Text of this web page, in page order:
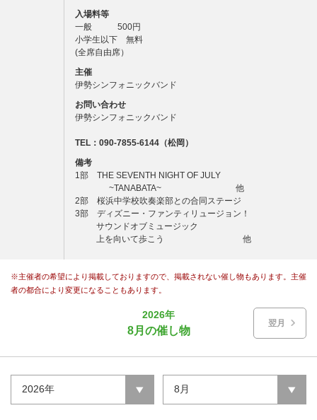
入場料等
一般 500円
小学生以下 無料
(全席自由席）
主催
伊勢シンフォニックバンド
お問い合わせ
伊勢シンフォニックバンド
TEL：090-7855-6144（松岡）
備考
1部 THE SEVENTH NIGHT OF JULY
~TANABATA~ 他
2部 桜浜中学校吹奏楽部との合同ステージ
3部 ディズニー・ファンティリュージョン！
サウンドオブミュージック
上を向いて歩こう 他
※主催者の希望により掲載しておりますので、掲載されない催し物もあります。主催
者の都合により変更になることもあります。
翌月
2026年
8月の催し物
2026年 8月